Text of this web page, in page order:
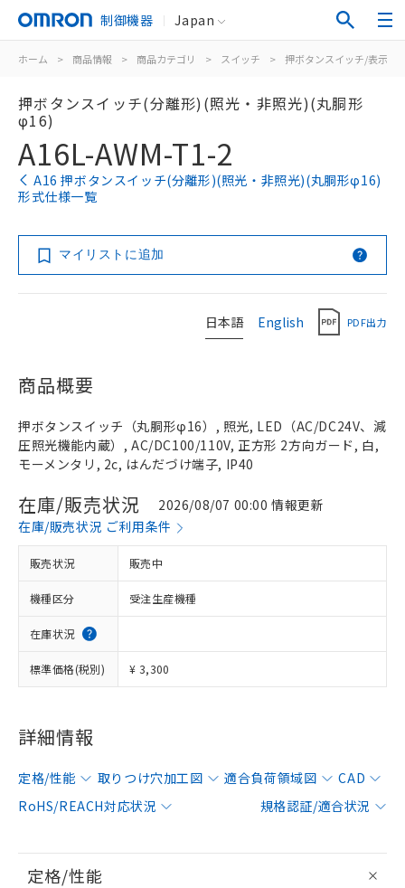
制御機器 Japan
ホーム > 商品情報 > 商品カテゴリ > スイッチ > 押ボタンスイッチ/表示灯
押ボタンスイッチ(分離形)(照光・非照光)(丸胴形
φ16)
A16L-AWM-T1-2
A16 押ボタンスイッチ(分離形)(照光・非照光)(丸胴形φ16)
形式仕様一覧
マイリストに追加
日本語 English PDF出力
商品概要
押ボタンスイッチ（丸胴形φ16）, 照光, LED（AC/DC24V、減
圧照光機能内蔵）, AC/DC100/110V, 正方形 2方向ガード, 白,
モーメンタリ, 2c, はんだづけ端子, IP40
在庫/販売状況
2026/08/07 00:00 情報更新
在庫/販売状況 ご利用条件
販売状況 販売中
機種区分 受注生産機種
在庫状況
標準価格(税別) ¥ 3,300
詳細情報
定格/性能 取りつけ穴加工図 適合負荷領域図
CAD
RoHS/REACH対応状況
規格認証/適合状況
定格/性能